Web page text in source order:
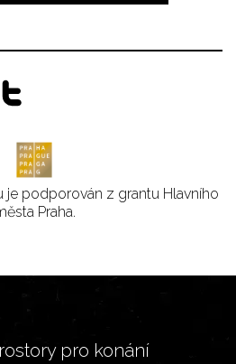
podporován z grantu Hlavního
Praha.
pro konání